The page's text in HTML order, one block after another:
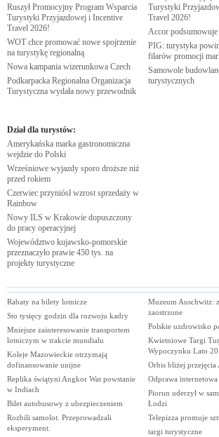
Ruszył Promocyjny Program Wsparcia
Turystyki Przyjazdowej i Incentive
Travel 2026!
WOT chce promować nowe spojrzenie
na turystykę regionalną
Nowa kampania wizerunkowa Czech
Podkarpacka Regionalna Organizacja
Turystyczna wydała nowy przewodnik
Dział dla turystów:
Amerykańska marka gastronomiczna
wejdzie do Polski
Wrześniowe wyjazdy sporo droższe niż
przed rokiem
Czerwiec przyniósł wzrost sprzedaży w
Rainbow
Nowy ILS w Krakowie dopuszczony
do pracy operacyjnej
Województwo kujawsko-pomorskie
przeznaczyło prawie 450 tys. na
projekty turystyczne
Turystyki
Travel 2026!
Accor podsumowuje
PIG: turystyka
filarów promocji
Samowole
turystycznych
Rabaty na bilety lotnicze
Sto tysięcy godzin dla rozwoju kadry
Mniejsze zainteresowanie transportem
lotniczym w trakcie mundialu
Koleje Mazowieckie otrzymają
dofinansowanie unijne
Replika świątyni Angkor Wat powstanie
w Indiach
Bilet autobusowy z ubezpieczeniem
Rozbili samolot. Przeprowadzali
eksperyment.
Muzeum Auschwitz:
zaostrzone
Polskie uzdrowisko
Kwietniowe Targi
Wypoczynku Lato
Orbis bliżej przejęcia
Odprawa
Piorun uderzył w
Łodzi
Telepizza promuje
targi turystyczne